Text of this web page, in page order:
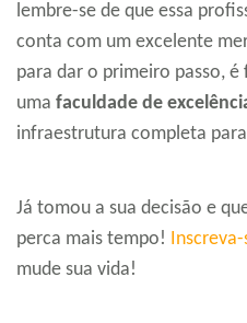
lembre-se de que essa
conta com um excelente
para dar o primeiro passo,
uma faculdade de
infraestrutura completa
Já tomou a sua decisão e
perca mais tempo!
mude sua vida!